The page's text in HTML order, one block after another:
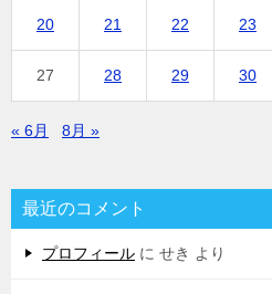
20 21 22 23
27 28 29 30
« 6月 8月 »
最近のコメント
プロフィール に せき より